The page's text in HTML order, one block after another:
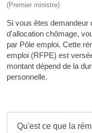
(Premier ministre)
Si vous êtes demandeur
d'allocation chômage,
par Pôle emploi. Cette
emploi (RFPE) est
montant dépend de la
personnelle.
Qu'est ce que la